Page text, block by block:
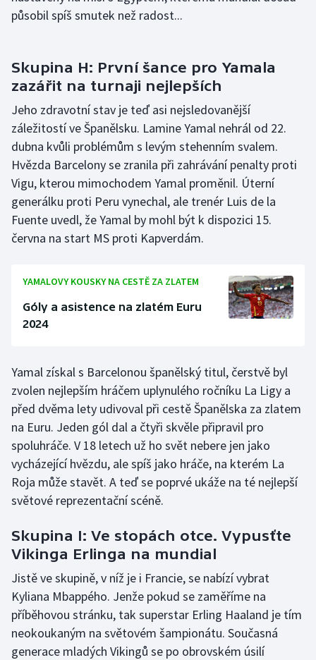
působil spíš smutek než radost...
Skupina H: První šance pro Yamala
zazářit na turnaji nejlepších
Jeho zdravotní stav je teď asi nejsledovanější
záležitostí ve Španělsku. Lamine Yamal nehrál od 22.
dubna kvůli problémům s levým stehenním svalem.
Hvězda Barcelony se zranila při zahrávání penalty proti
Vigu, kterou mimochodem Yamal proměnil. Úterní
generálku proti Peru vynechal, ale trenér Luis de la
Fuente uvedl, že Yamal by mohl být k dispozici 15.
června na start MS proti Kapverdám.
YAMALOVY KOUSKY NA CESTĚ ZA ZLATEM
Góly a asistence na zlatém Euru
2024
Yamal získal s Barcelonou španělský titul, čerstvě byl
zvolen nejlepším hráčem uplynulého ročníku La Ligy a
před dvěma lety udivoval při cestě Španělska za zlatem
na Euru. Jeden gól dal a čtyři skvěle připravil pro
spoluhráče. V 18 letech už ho svět nebere jen jako
vycházející hvězdu, ale spíš jako hráče, na kterém La
Roja může stavět. A teď se poprvé ukáže na té nejlepší
světové reprezentační scéně.
Skupina I: Ve stopách otce. Vypusťte
Vikinga Erlinga na mundial
Jistě ve skupině, v níž je i Francie, se nabízí vybrat
Kyliana Mbappého. Jenže pokud se zaměříme na
příběhovou stránku, tak superstar Erling Haaland je tím
neokoukaným na světovém šampionátu. Současná
generace mladých Vikingů se po obrovském úsilí